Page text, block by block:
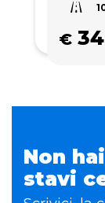
€
Non
stavi